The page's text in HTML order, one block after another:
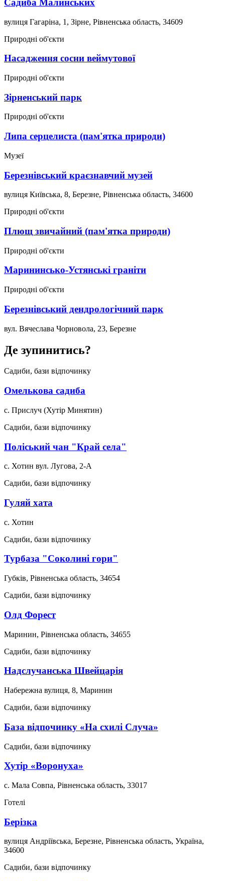
Садиба Малинських
вулиця Гагаріна, 1, Зірне, Рівненська область, 34609
Природні об'єкти
Насадження сосни веймутової
Природні об'єкти
Зірненський парк
Природні об'єкти
Липа серцелиста (пам'ятка природи)
Музеї
Березнівський краєзнавчий музей
вулиця Київська, 8, Березне, Рівненська область, 34600
Природні об'єкти
Плющ звичайний (пам'ятка природи)
Природні об'єкти
Марининсько-Устянські граніти
Природні об'єкти
Березнівський дендрологічний парк
вул. Вячеслава Чорновола, 23, Березне
Де зупинитись?
Садиби, бази відпочинку
Омелькова садиба
с. Прислуч (Хутір Минятин)
Садиби, бази відпочинку
Поліський чан "Край села"
с. Хотин вул. Лугова, 2-А
Садиби, бази відпочинку
Гуляй хата
с. Хотин
Садиби, бази відпочинку
Турбаза "Соколині гори"
Губків, Рівненська область, 34654
Садиби, бази відпочинку
Олд Форест
Маринин, Рівненська область, 34655
Садиби, бази відпочинку
Надслучанська Швейцарія
Набережна вулиця, 8, Маринин
Садиби, бази відпочинку
База відпочинку «На схилі Случа»
Садиби, бази відпочинку
Хутір «Воронуха»
с. Мала Совпа, Рівненська область, 33017
Готелі
Берізка
вулиця Андріївська, Березне, Рівненська область, Україна,
34600
Садиби, бази відпочинку